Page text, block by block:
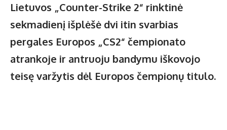
Lietuvos „Counter-Strike 2“ rinktinė
sekmadienį išplėšė dvi itin svarbias
pergales Europos „CS2“ čempionato
atrankoje ir antruoju bandymu iškovojo
teisę varžytis dėl Europos čempionų titulo.